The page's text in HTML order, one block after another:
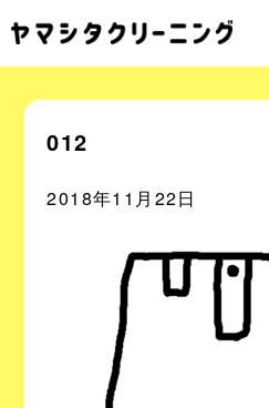
012
2018年11月22日